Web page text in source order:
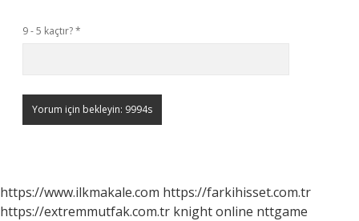
9 - 5 kaçtır?*
https://www.ilkmakale.com https://farkihisset.com.tr
https://extremmutfak.com.tr knight online nttgame